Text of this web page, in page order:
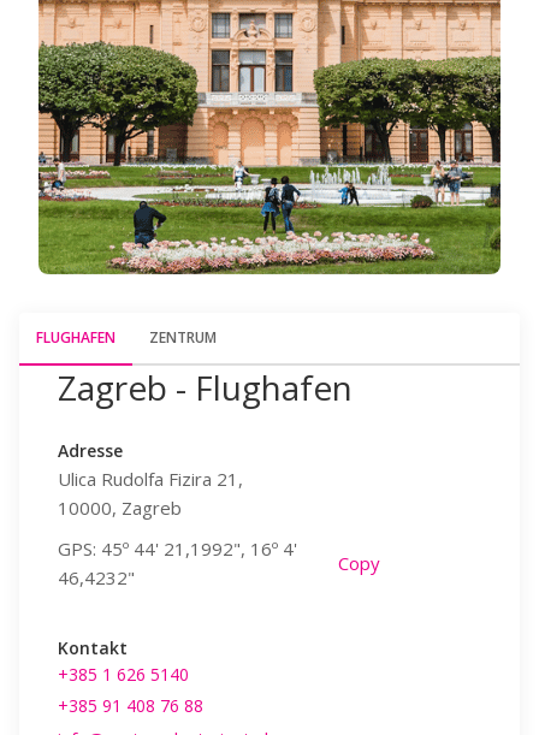
FLUGHAFEN ZENTRUM
Zagreb - Flughafen
Adresse
Ulica Rudolfa Fizira 21,
10000, Zagreb
GPS: 45º 44' 21,1992", 16º 4'
46,4232"
Copy
Kontakt
+385 1 626 5140
+385 91 408 76 88